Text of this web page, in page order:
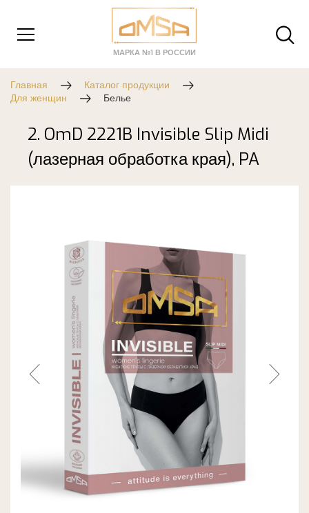
МАРКА №1 В РОССИИ
Главная
Каталог продукции
Для женщин
Белье
2. OmD 2221B Invisible Slip Midi
(лазерная обработка края), PA